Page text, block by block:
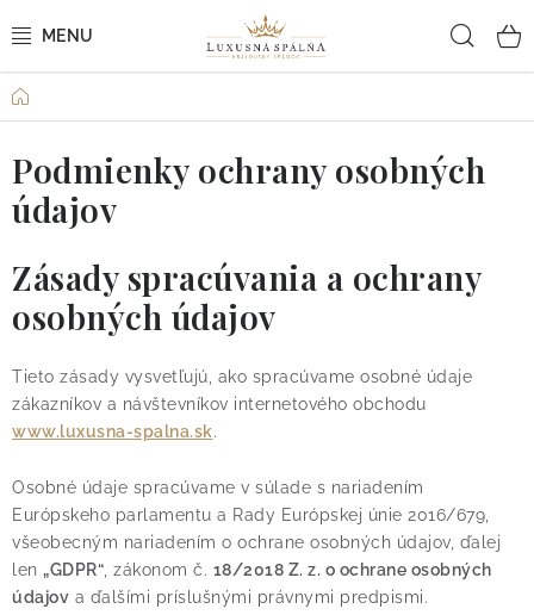
na
POSTEĽNÉ OBLIEČKY
POSTEĽNÉ PLACHTY
PREHOZY A PAPLÓNY
VANKÚŠE A OBLIEČKY
KÚPEĽŇA + WELLNESS
O nás Blog Doprava
Kontakt
Obchodné podmienky
Domov
Podmienky ochrany osobných
údajov
Zásady spracúvania a ochrany
osobných údajov
Tieto zásady vysvetľujú, ako spracúvame osobné údaje
zákazníkov a návštevníkov internetového obchodu
www.luxusna-spalna.sk.
Osobné údaje spracúvame v súlade s nariadením
Európskeho parlamentu a Rady Európskej únie 2016/679,
všeobecným nariadením o ochrane osobných údajov, ďalej
len „GDPR“, zákonom č. 18/2018 Z. z. o ochrane osobných
údajov a ďalšími príslušnými právnymi predpismi.